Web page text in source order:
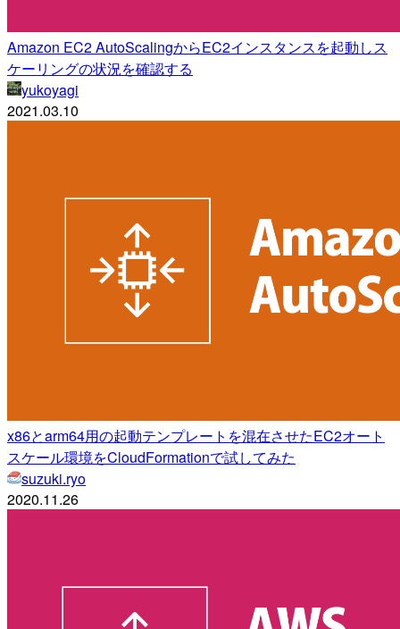
Amazon EC2 AutoScalingからEC2インスタンスを起動しス
ケーリングの状況を確認する
yukoyagi
2021.03.10
x86とarm64用の起動テンプレートを混在させたEC2オート
スケール環境をCloudFormationで試してみた
suzuki.ryo
2020.11.26